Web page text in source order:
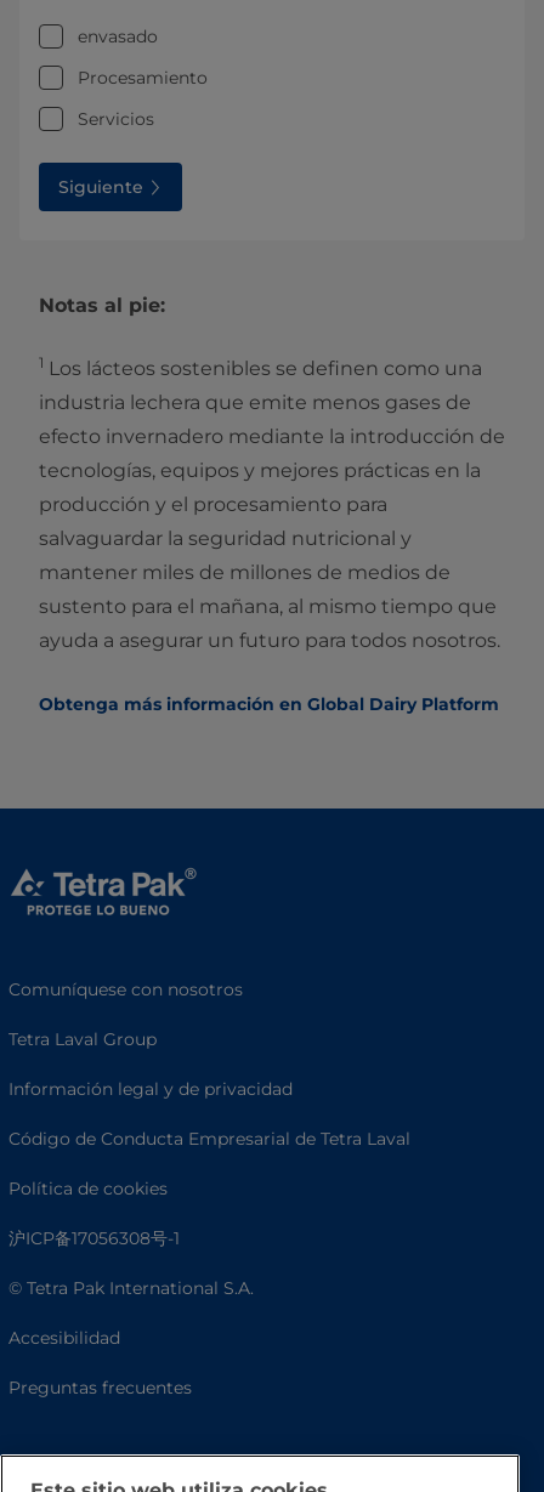
envasado
Procesamiento
Servicios
Siguiente
Notas al pie:
1 Los lácteos sostenibles se definen como una
industria lechera que emite menos gases de
efecto invernadero mediante la introducción de
tecnologías, equipos y mejores prácticas en la
producción y el procesamiento para
salvaguardar la seguridad nutricional y
mantener miles de millones de medios de
sustento para el mañana, al mismo tiempo que
ayuda a asegurar un futuro para todos nosotros.
Obtenga más información en Global Dairy Platform
Comuníquese con nosotros
Tetra Laval Group
Información legal y de privacidad
Código de Conducta Empresarial de Tetra Laval
Política de cookies
沪ICP备17056308号-1
© Tetra Pak International S.A.
Accesibilidad
Preguntas frecuentes